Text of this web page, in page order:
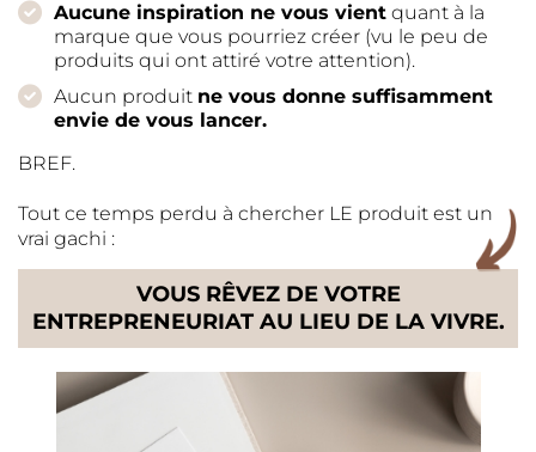
Aucune inspiration ne vous vient quant à la
marque que vous pourriez créer (vu le peu de
produits qui ont attiré votre attention).
Aucun produit ne vous donne suffisamment
envie de vous lancer.
BREF.
Tout ce temps perdu à chercher LE produit est un
vrai gachi :
VOUS RÊVEZ DE VOTRE
ENTREPRENEURIAT AU LIEU DE LA VIVRE.